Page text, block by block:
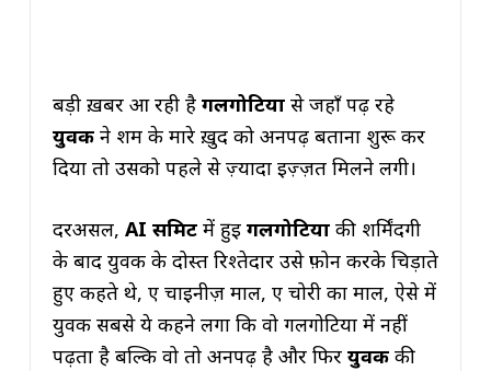
बड़ी ख़बर आ रही है गलगोटियासे जहाँ पढ़ रहे
युवकने शर्म के मारे ख़ुद को अनपढ़ बताना शुरू कर
दिया तो उसको पहले से ज़्यादा इज़्ज़त मिलने लगी।
दरअसल, AI समिट में हुई गलगोटियाकी शर्मिंदगी
के बाद युवक के दोस्त रिश्तेदार उसे फ़ोन करके चिड़ाते
हुए कहते थे, ए चाइनीज़ माल, ए चोरी का माल, ऐसे में
युवक सबसे ये कहने लगा कि वो गलगोटिया में नहीं
पढ़ता है बल्कि वो तो अनपढ़ है और फिर युवककी